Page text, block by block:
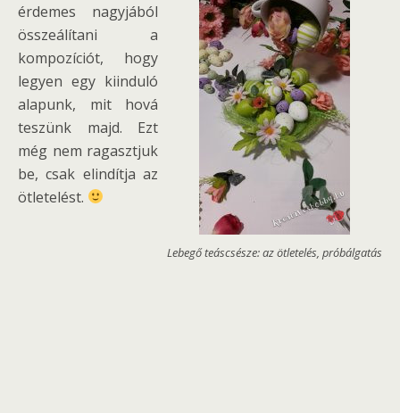
Lebegő teáscsésze: az ötletelés, próbálgatás
érdemes nagyjából
összeálítani a
kompozíciót, hogy
legyen egy kiinduló
alapunk, mit hová
teszünk majd. Ezt
még nem ragasztjuk
be, csak elindítja az
ötletelést.